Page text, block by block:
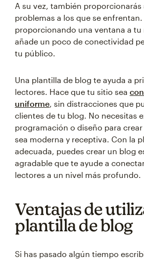
A su vez, también proporcionarás
problemas a los que se enfrentan.
proporcionando una ventana a
añade un poco de conectividad
tu público.
Una plantilla de blog te ayuda a
lectores. Hace que tu sitio sea
uniforme, sin distracciones que
clientes de tu blog. No necesitas
programación o diseño para
sea moderna y receptiva. Con la
adecuada, puedes crear un blog
agradable que te ayude a
lectores a un nivel más profundo.
Ventajas de
plantilla de blog
Si has pasado algún tiempo